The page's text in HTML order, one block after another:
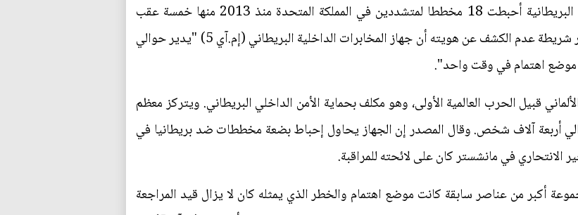
وفي هذا الشأن قال مصدر مطلع إن أجهزة الأمن البريطانية أحبطت 18 مخططا لمتشددين في المملكة المتحدة منذ 2013 منها خمسة عقب
هجوم في وسط لندن في مارس آذار. وأبلغ المصدر شريطة عدم الكشف عن هويته أن جهاز المخابرات الداخلية البريطاني (إم.آي 5) "يدير حوالي
التجسس الألماني قبيل الحرب العالمية الأولى، وهو مكلف بحماية الأمن الداخلي البريطاني. ويتركز معظم
حوالي أربعة آلاف شخص. وقال المصدر إن الجهاز يحاول إحباط بضعة مخططات ضد بريطانيا في
في مانشستر كان على لائحته للمراقبة.
أكبر من عناصر سابقة كانت موضع اهتمام والخطر الذي يمثله كان لا يزال قيد المراجعة